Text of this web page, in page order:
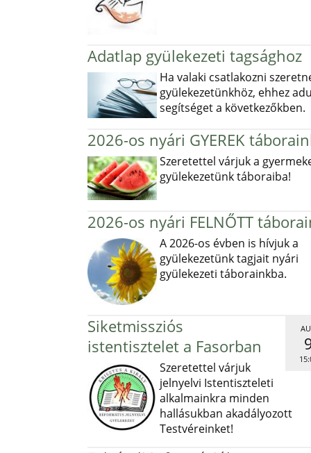
Adatlap gyülekezeti tagsághoz
Ha valaki csatlakozni
gyülekezetünkhöz, ehhez
segítséget a következőkben.
2026-os nyári GYEREK
Szeretettel várjuk a
gyülekezetünk táboraiba!
2026-os nyári FELNŐTT
A 2026-os évben is hívjuk a
gyülekezetünk tagjait nyári
gyülekezeti táborainkba.
Siketmissziós
istentisztelet a Fasorban
Szeretettel várjuk
jelnyelvi Istentiszteleti
alkalmainkra minden
hallásukban akadályozott
Testvéreinket!